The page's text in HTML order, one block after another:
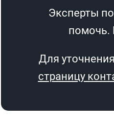
Эксперты
помочь.
Для
страницу